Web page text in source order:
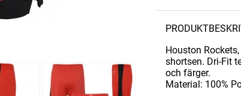
Houston
shortsen. Dri-Fit
och färger.
Material: 100%